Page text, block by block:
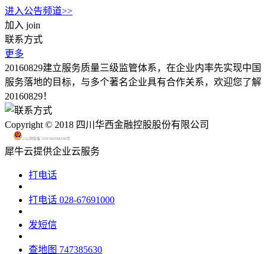
进入公告频道>>
加入 join
联系方式
更多
20160829建立服务质量三级监管体系，在企业内率先实现中国
服务落地的目标，与多个著名企业具有合作关系，欢迎您了解
20160829！
Copyright © 2018 四川华西金融控股股份有限公司
川公网安备 51015602000580号
犀牛云提供企业云服务
打电话
打电话 028-67691000
发短信
查地图 747385630